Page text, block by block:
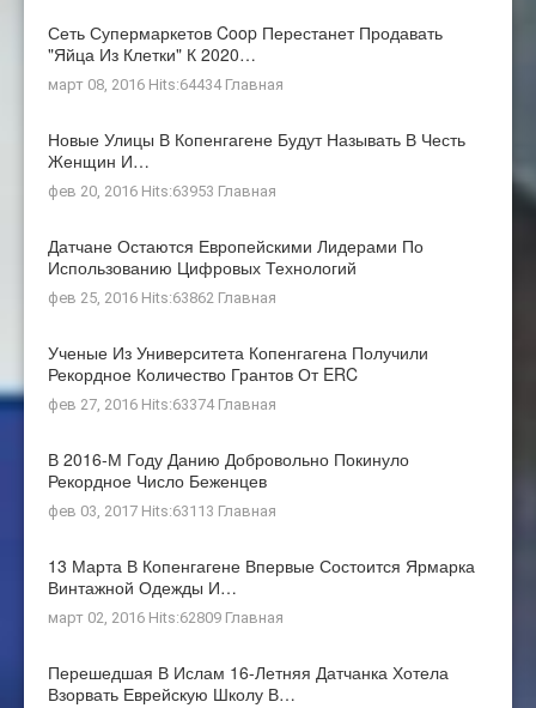
Сеть Супермаркетов Coop Перестанет Продавать
"яйца Из Клетки" К 2020…
март 08, 2016 Hits:64434 Главная
Новые Улицы В Копенгагене Будут Называть В Честь
Женщин И…
фев 20, 2016 Hits:63953 Главная
Датчане Остаются Европейскими Лидерами По
Использованию Цифровых Технологий
фев 25, 2016 Hits:63862 Главная
Ученые Из Университета Копенгагена Получили
Рекордное Количество Грантов От ERC
фев 27, 2016 Hits:63374 Главная
В 2016-М Году Данию Добровольно Покинуло
Рекордное Число Беженцев
фев 03, 2017 Hits:63113 Главная
13 Марта В Копенгагене Впервые Состоится Ярмарка
Винтажной Одежды И…
март 02, 2016 Hits:62809 Главная
Перешедшая В Ислам 16-Летняя Датчанка Хотела
Взорвать Еврейскую Школу В…